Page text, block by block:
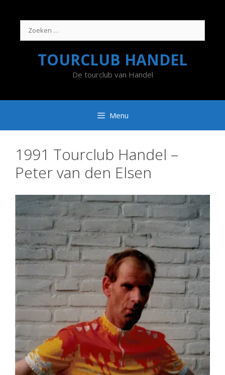
naar:
TOURCLUB HANDEL
De tourclub van Handel
Menu
1991 Tourclub Handel –
Peter van den Elsen